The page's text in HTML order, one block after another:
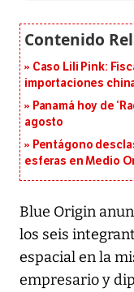
Caso Lili Pink:
importaciones
Panamá hoy de
agosto
Pentágono
esferas en Medio
Blue Origin
los seis
espacial en la
empresario y